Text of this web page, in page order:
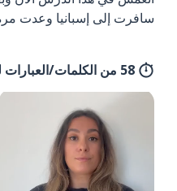
سافرت إلى إسبانيا وعدت
58 من الكلمات/العبارات للتعلُّم